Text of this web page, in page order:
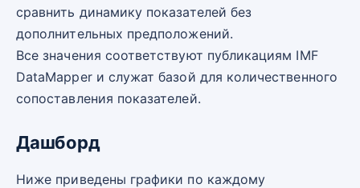
сравнить динамику показателей без
дополнительных предположений.
Все значения соответствуют публикациям IMF
DataMapper и служат базой для количественного
сопоставления показателей.
Дашборд
Ниже приведены графики по каждому